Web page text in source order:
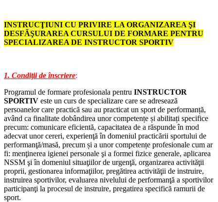
INSTRUCŢIUNI CU PRIVIRE LA ORGANIZAREA ŞI
DESFĂŞURAREA CURSULUI DE FORMARE PENTRU
SPECIALIZAREA DE INSTRUCTOR SPORTIV
1. Condiţii de înscriere:
Programul de formare profesionala pentru INSTRUCTOR
SPORTIV este un curs de specializare care se adresează
persoanelor care practică sau au practicat un sport de performanță,
având ca finalitate dobândirea unor competențe și abilitați specifice
precum: comunicare eficientă, capacitatea de a răspunde în mod
adecvat unor cereri, experienţă în domeniul practicării sportului de
performanţă/masă, precum și a unor competențe profesionale cum ar
fi: menţinerea igienei personale şi a formei fizice generale, aplicarea
NSSM şi în domeniul situaţiilor de urgenţă, organizarea activităţii
proprii, gestionarea informaţiilor, pregătirea activităţii de instruire,
instruirea sportivilor, evaluarea nivelului de performanţă a sportivilor
participanţi la procesul de instruire, pregatirea specifică ramurii de
sport.